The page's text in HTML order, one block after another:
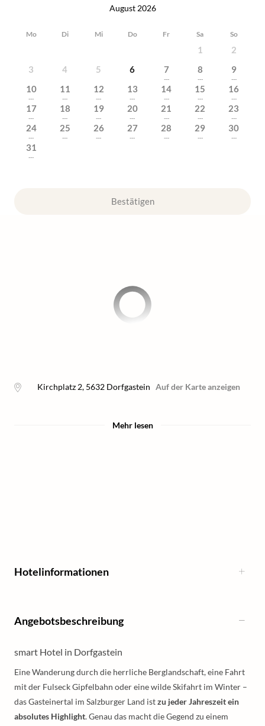
August 2026
Mo Di Mi Do Fr Sa So
1
2
3
4 5 6 7
---
8
---
9
---
10
---
11
---
12
---
13
---
14
---
15
---
16
---
17
---
18
---
19
---
20
---
21
---
22
---
23
---
24
---
25
---
26
---
27
---
28
---
29
---
30
---
31
---
Bestätigen
Kirchplatz 2, 5632 Dorfgastein Auf der Karte anzeigen
Mehr lesen
Hotelinformationen
Angebotsbeschreibung
smart Hotel in Dorfgastein
Eine Wanderung durch die herrliche Berglandschaft, eine Fahrt
mit der Fulseck Gipfelbahn oder eine wilde Skifahrt im Winter –
das Gasteinertal im Salzburger Land istzu jeder Jahreszeit ein
absolutes Highlight. Genau das macht die Gegend zu einem